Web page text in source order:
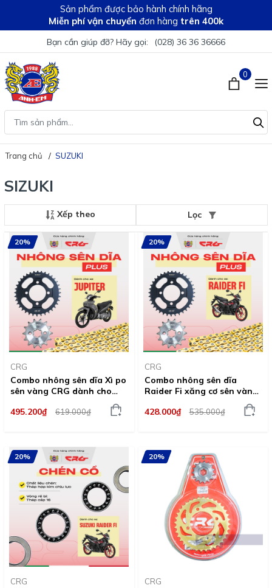
Sản phẩm được bảo hành chính hãng
Miễn phí vận chuyển đơn hàng trên 400k
Bạn cần giúp đỡ? Hãy gọi: (028) 36 36 36666
0
Trang chủ SUZUKI
SIZUKI
Xếp theo Lọc
20%
CRG
Combo nhông sên dĩa Xì po
sên vàng CRG dành cho
495.200₫
619.000₫
20%
CRG
Combo nhông sên dĩa
Raider Fi xăng cơ sên vàng
CRG dành cho nhiều dòng
xe
428.000₫ 535.000₫
20%
CRG
20%
CRG